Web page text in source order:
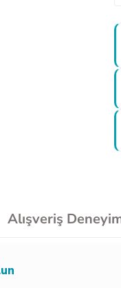
Alışveriş